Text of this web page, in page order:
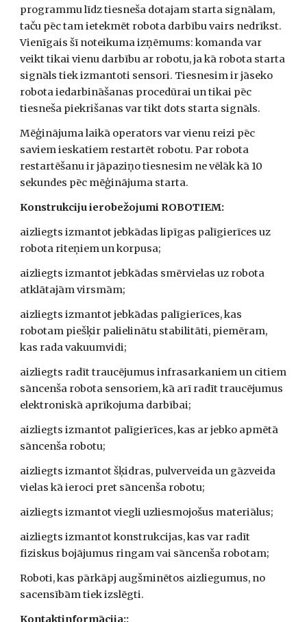
programmu līdz tiesneša dotajam starta signālam,
taču pēc tam ietekmēt robota darbību vairs nedrīkst.
Vienīgais šī noteikuma izņēmums: komanda var
veikt tikai vienu darbību ar robotu, ja kā robota starta
signāls tiek izmantoti sensori. Tiesnesim ir jāseko
robota iedarbināšanas procedūrai un tikai pēc
tiesneša piekrišanas var tikt dots starta signāls.
Mēģinājuma laikā operators var vienu reizi pēc
saviem ieskatiem restartēt robotu. Par robota
restartēšanu ir jāpaziņo tiesnesim ne vēlāk kā 10
sekundes pēc mēģinājuma starta.
Konstrukciju ierobežojumi ROBOTIEM:
aizliegts izmantot jebkādas lipīgas palīgierīces uz
robota riteņiem un korpusa;
aizliegts izmantot jebkādas smērvielas uz robota
atklātajām virsmām;
aizliegts izmantot jebkādas palīgierīces, kas
robotam piešķir palielinātu stabilitāti, piemēram,
kas rada vakuumvidi;
aizliegts radīt traucējumus infrasarkaniem un citiem
sāncenša robota sensoriem, kā arī radīt traucējumus
elektroniskā aprīkojuma darbībai;
aizliegts izmantot palīgierīces, kas ar jebko apmētā
sāncenša robotu;
aizliegts izmantot šķidras, pulverveida un gāzveida
vielas kā ieroci pret sāncenša robotu;
aizliegts izmantot viegli uzliesmojošus materiālus;
aizliegts izmantot konstrukcijas, kas var radīt
fiziskus bojājumus ringam vai sāncenša robotam;
Roboti, kas pārkāpj augšminētos aizliegumus, no
sacensībām tiek izslēgti.
Kontaktinformācija::